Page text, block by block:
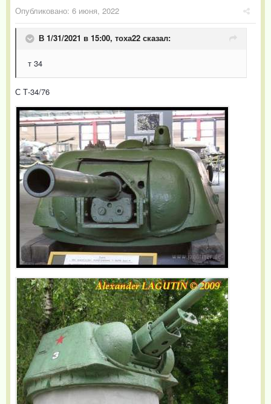
Опубликовано: 6 июня, 2022
В 1/31/2021 в 15:00, тоха22 сказал:
т 34
С Т-34/76